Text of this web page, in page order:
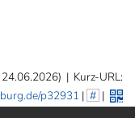
| Kurz-URL:
p32931 | # |